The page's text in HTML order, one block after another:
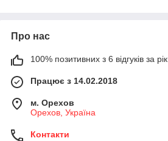
Про нас
100% позитивних з 6 відгуків за рік
Працює з 14.02.2018
м. Орехов
Орехов, Україна
Контакти